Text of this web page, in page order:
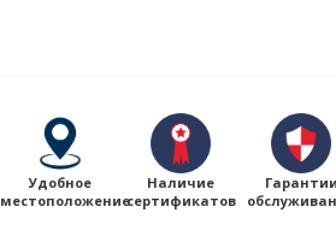
Удобное
местоположение
Наличие
сертификатов
Гарантии